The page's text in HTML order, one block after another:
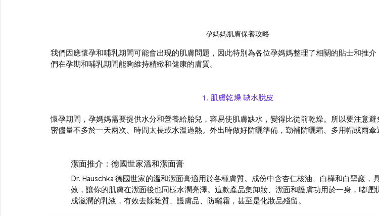
孕媽媽肌膚保養攻略
我們因應懷孕和哺乳期間可能會出現的肌膚問題，因此特別為各位孕媽媽整理了相關的貼士和推
們在孕期和哺乳期間能夠維持精緻和健康的膚質。
1. 肌膚乾燥 缺水脫皮
懷孕期間，孕媽媽需要提供水分和營養給胎兒，容易使肌膚缺水，變得比從前乾燥。所以要注意
密儘量不多於一天兩次、時間太長或水溫過熱。外出時做好防曬準備，勤補防曬霜、多用帽或雨傘
潔面推介：德國世家溫和潔面膏
Dr. Hauschka 德國世家的溫和潔面膏適用於各種膚質。成份中含杏仁核油、白樺和白堊巖，
效，讓你的肌膚在潔面後也同樣水潤亮澤。這款產品集卸妝、潔面和護膚功用於一身，啫喱
成滋潤的乳液，有效去除雜質、護膚品、防曬霜，甚至是化妝品殘留。